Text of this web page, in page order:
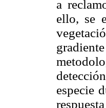
a
ello, se
especie